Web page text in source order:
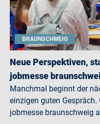
BRAUNSCHWEIG
Neue Perspektiven,
jobmesse
Manchmal beginnt der
einzigen guten
jobmesse braunschweig